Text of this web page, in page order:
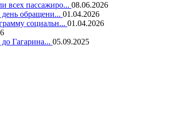
всех пассажиро... 08.06.2026
обращени... 01.04.2026
социальн... 01.04.2026
Гагарина... 05.09.2025